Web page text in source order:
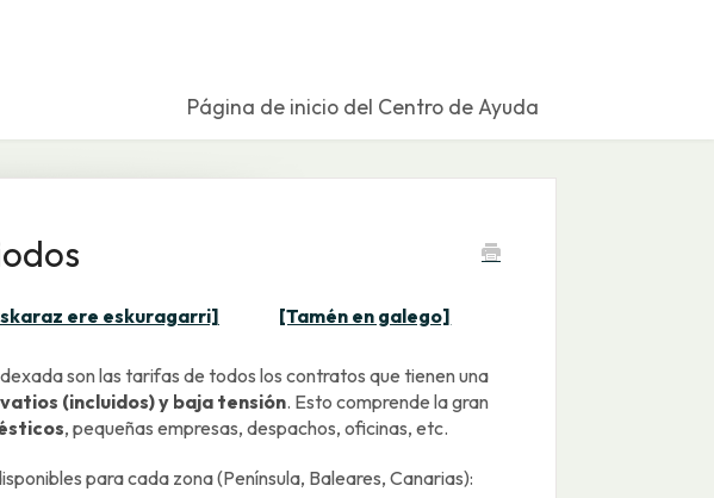
Página de inicio del Centro de Ayuda
ere eskuragarri] [Tamén en galego]
son las tarifas de todos los contratos que tienen una
(incluidos) y baja tensión. Esto comprende la gran
, pequeñas empresas, despachos, oficinas, etc.
para cada zona (Península, Baleares, Canarias):